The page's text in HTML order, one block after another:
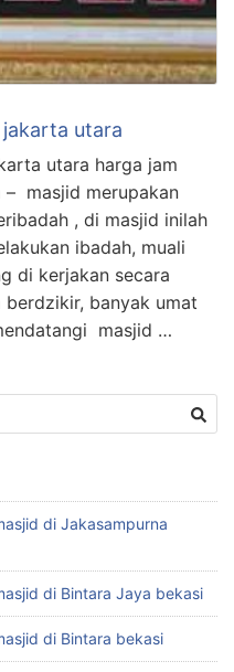
utara
utara harga jam
masjid merupakan
, di masjid inilah
ibadah, muali
di kerjakan secara
berdzikir, banyak umat
masjid …
di Jakasampurna
di Bintara Jaya bekasi
di Bintara bekasi